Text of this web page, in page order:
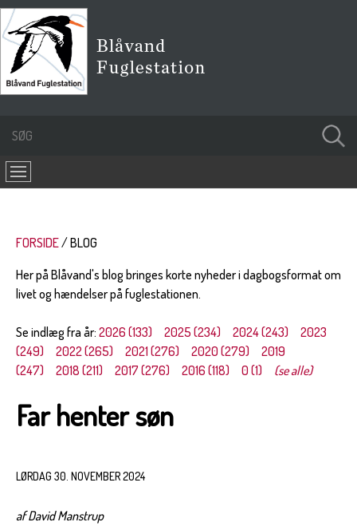
FORSIDE
BLOG
Her på Blåvand's blog bringes korte nyheder i dagbogsformat om
livet og hændelser på fuglestationen.
Se indlæg fra år: 2026 (133) 2025 (234) 2024 (243)
2023
(249)
2022 (265) 2021 (276) 2020 (279)
2019
(247)
2018 (211) 2017 (276) 2016 (118) 0 (1) (se alle)
Far henter søn
LØRDAG 30. NOVEMBER 2024
af David Manstrup